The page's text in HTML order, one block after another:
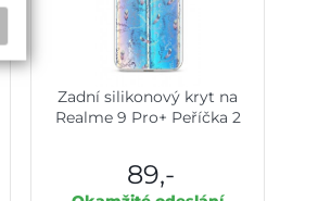
Zadní silikonový kryt na
Realme 9 Pro+ Peříčka 2
89,-